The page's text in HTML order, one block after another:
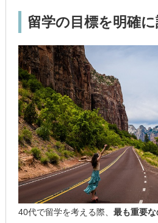
留学の目標を明確
40代で留学を考える際、 最も重要